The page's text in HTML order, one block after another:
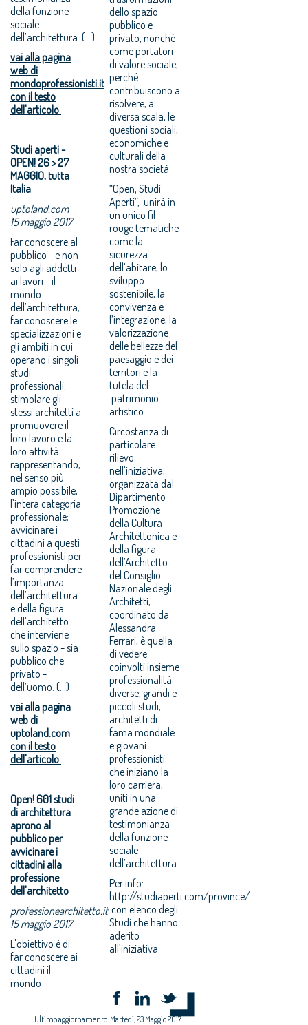
della funzione
sociale
dell’architettura. (...)
vai alla pagina
web di
mondoprofessionisti.it
con il testo
dell'articolo
Studi aperti -
OPEN! 26 > 27
MAGGIO, tutta
Italia
uptoland.com
15 maggio 2017
Far conoscere al
pubblico - e non
solo agli addetti
ai lavori - il
mondo
dell’architettura;
far conoscere le
specializzazioni e
gli ambiti in cui
operano i singoli
studi
professionali;
stimolare gli
stessi architetti a
promuovere il
loro lavoro e la
loro attività
rappresentando,
nel senso più
ampio possibile,
l’intera categoria
professionale;
avvicinare i
cittadini a questi
professionisti per
far comprendere
l’importanza
dell’architettura
e della figura
dell’architetto
che interviene
sullo spazio - sia
pubblico che
privato -
dell’uomo. (...)
vai alla pagina
web di
uptoland.com
con il testo
dell'articolo
Open! 601 studi
di architettura
aprono al
pubblico per
avvicinare i
cittadini alla
professione
dell'architetto
professionearchitetto.it
15 maggio 2017
L'obiettivo è di
far conoscere ai
cittadini il
mondo
dello spazio
pubblico e
privato, nonché
come portatori
di valore sociale,
perché
contribuiscono a
risolvere, a
diversa scala, le
questioni sociali,
economiche e
culturali della
nostra società.
“Open, Studi
Aperti”, unirà in
un unico fil
rouge tematiche
come la
sicurezza
dell’abitare, lo
sviluppo
sostenibile, la
convivenza e
l’integrazione, la
valorizzazione
delle bellezze del
paesaggio e dei
territori e la
tutela del
patrimonio
artistico.
Circostanza di
particolare
rilievo
nell’iniziativa,
organizzata dal
Dipartimento
Promozione
della Cultura
Architettonica e
della figura
dell’Architetto
del Consiglio
Nazionale degli
Architetti,
coordinato da
Alessandra
Ferrari, è quella
di vedere
coinvolti insieme
professionalità
diverse, grandi e
piccoli studi,
architetti di
fama mondiale
e giovani
professionisti
che iniziano la
loro carriera,
uniti in una
grande azione di
testimonianza
della funzione
sociale
dell’architettura.
Per info:
http://studiaperti.com/province/
con elenco degli
Studi che hanno
aderito
all’iniziativa.
Ultimo aggiornamento: Martedì, 23 Maggio 2017